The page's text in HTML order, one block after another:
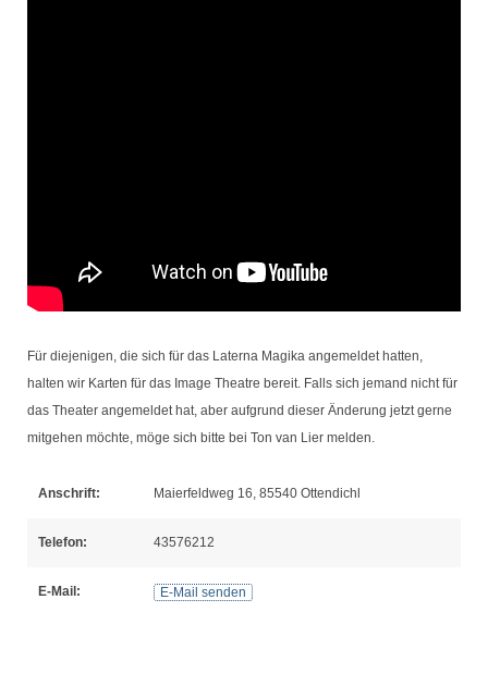
Für diejenigen, die sich für das Laterna Magika angemeldet hatten,
halten wir Karten für das Image Theatre bereit. Falls sich jemand nicht für
das Theater angemeldet hat, aber aufgrund dieser Änderung jetzt gerne
mitgehen möchte, möge sich bitte bei Ton van Lier melden.
Anschrift: Maierfeldweg 16, 85540 Ottendichl
Telefon: 43576212
E-Mail: E-Mail senden